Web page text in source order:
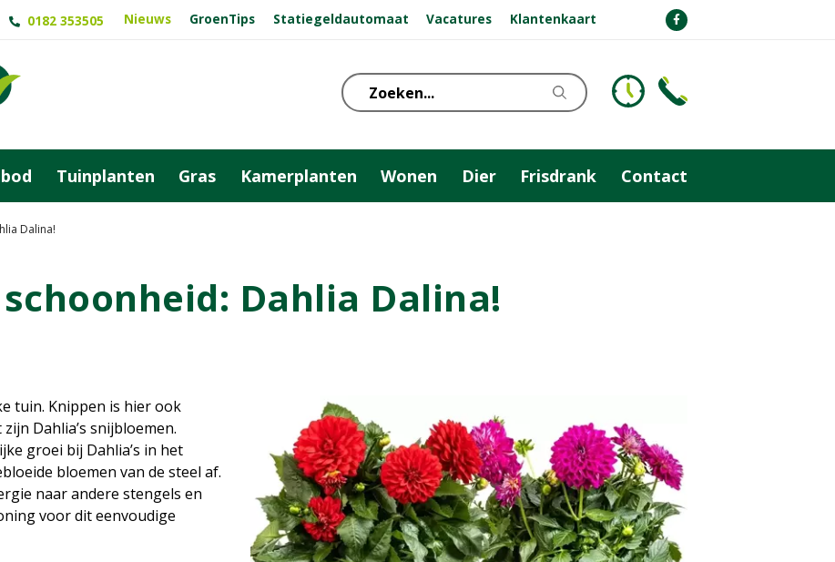
Dalina!
0182 353505 Nieuws GroenTips Statiegeldautomaat Vacatures Klantenkaart
Tuinplanten Gras Kamerplanten Wonen Dier Frisdrank Contact
Dahlia Dalina!
tuin. Knippen is hier ook
Dahlia’s snijbloemen.
groei bij Dahlia’s in het
bloemen van de steel af.
naar andere stengels en
voor dit eenvoudige